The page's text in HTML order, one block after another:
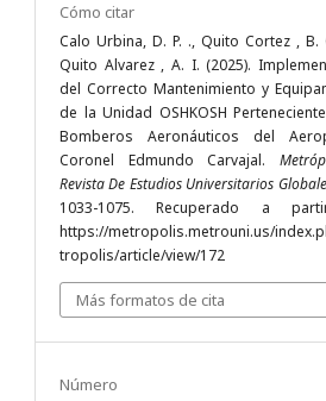
Cómo citar
Calo Urbina, D. P. ., Quito Cortez , B.
Quito Alvarez , A. I. (2025).
del Correcto Mantenimiento y
de la Unidad OSHKOSH
Bomberos Aeronáuticos del
Coronel Edmundo Carvajal.
Revista De Estudios Universitarios
1033-1075. Recuperado a
https://metropolis.metrouni.us/
tropolis/article/view/172
Más formatos de cita
Número